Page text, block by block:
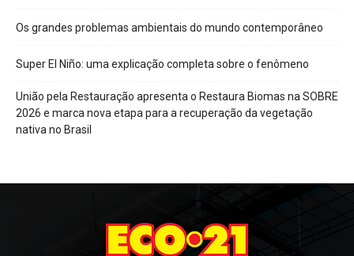
Os grandes problemas ambientais do mundo contemporâneo
Super El Niño: uma explicação completa sobre o fenômeno
União pela Restauração apresenta o Restaura Biomas na SOBRE
2026 e marca nova etapa para a recuperação da vegetação
nativa no Brasil